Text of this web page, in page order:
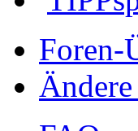
Foren-